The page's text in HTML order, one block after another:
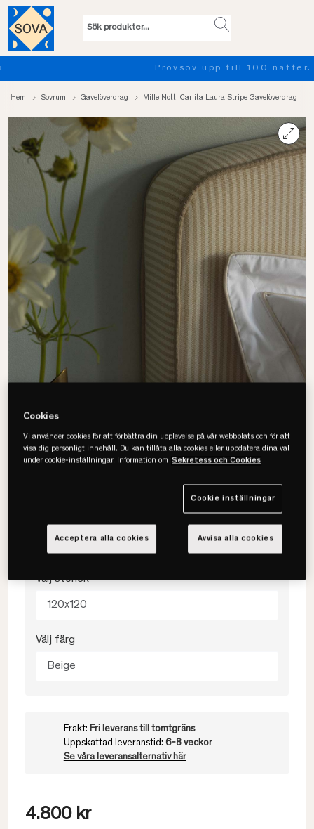
Provsov upp till 100 nätter. Läs mer
Hem Sovrum Gavelöverdrag Mille Notti Carlita Laura Stripe Gavelöverdrag
Carlita Laura Stripe Gavelöverdrag
Välj storlek
120x120
Välj färg
Beige
Frakt: Fri leverans till tomtgräns
Uppskattad leveranstid: 6-8 veckor
Se våra leveransalternativ här
4.800 kr
Cookies
Vi använder cookies för att förbättra din upplevelse på vår webbplats och för att
visa dig personligt innehåll. Du kan tillåta alla cookies eller uppdatera dina val
under cookie-inställningar. Information om Sekretess och Cookies
Cookie inställningar
Avvisa alla cookies
Acceptera alla cookies